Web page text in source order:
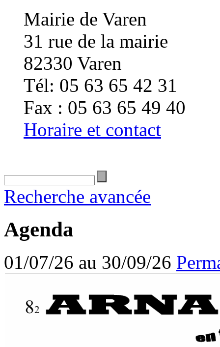
Mairie de Varen
31 rue de la mairie
82330 Varen
Tél: 05 63 65 42 31
Fax : 05 63 65 49 40
Horaire et contact
Recherche avancée
Agenda
01/07/26 au 30/09/26